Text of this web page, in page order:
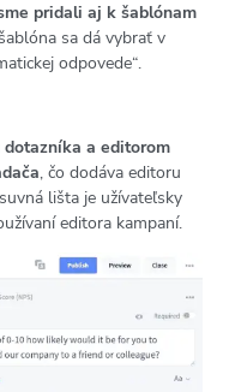
pridali aj k šablónam
sa dá vybrať v
odpovede“.
a editorom
, čo dodáva editoru
lišta je užívateľsky
editora kampaní.